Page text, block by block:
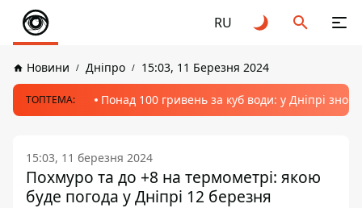
RU
Новини Дніпро 15:03, 11 Березня 2024
ТОПТЕМА: Понад 100 гривень за куб води: у Дніпрі
15:03, 11 березня 2024
Похмуро та до +8 на термометрі: якою
буде погода у Дніпрі 12 березня